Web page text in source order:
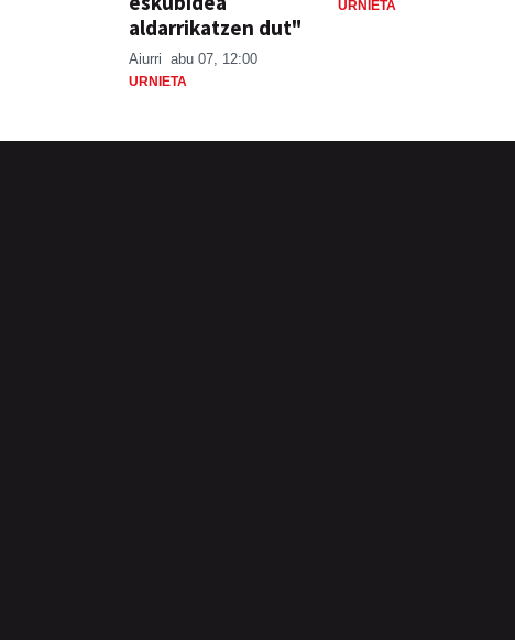
aldarrikatzen dut"
Aiurri abu 07, 12:00
URNIETA
URNIETA